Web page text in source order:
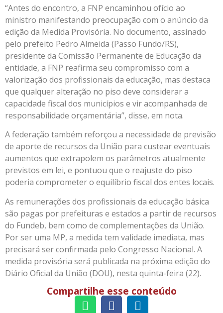
“Antes do encontro, a FNP encaminhou ofício ao
ministro manifestando preocupação com o anúncio da
edição da Medida Provisória. No documento, assinado
pelo prefeito Pedro Almeida (Passo Fundo/RS),
presidente da Comissão Permanente de Educação da
entidade, a FNP reafirma seu compromisso com a
valorização dos profissionais da educação, mas destaca
que qualquer alteração no piso deve considerar a
capacidade fiscal dos municípios e vir acompanhada de
responsabilidade orçamentária”, disse, em nota.
A federação também reforçou a necessidade de previsão
de aporte de recursos da União para custear eventuais
aumentos que extrapolem os parâmetros atualmente
previstos em lei, e pontuou que o reajuste do piso
poderia comprometer o equilíbrio fiscal dos entes locais.
As remunerações dos profissionais da educação básica
são pagas por prefeituras e estados a partir de recursos
do Fundeb, bem como de complementações da União.
Por ser uma MP, a medida tem validade imediata, mas
precisará ser confirmada pelo Congresso Nacional. A
medida provisória será publicada na próxima edição do
Diário Oficial da União (DOU), nesta quinta-feira (22).
Compartilhe esse conteúdo